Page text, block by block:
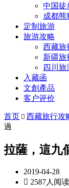
中国徒
成都熊
定制旅游
旅游攻略
西藏旅
新疆旅
四川旅
入藏函
文創產品
客户评价
首页  西藏旅行攻
過
拉薩，這九
2019-04-28
 2587人阅读